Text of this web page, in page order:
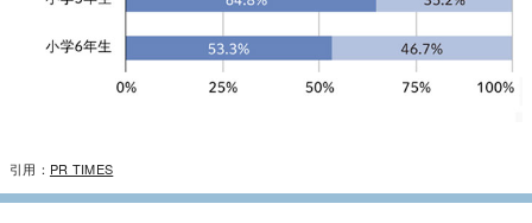
引用： PR TIMES